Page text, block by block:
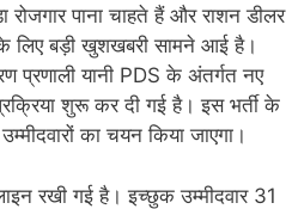
पाना चाहते हैं और राशन डीलर
लिए बड़ी खुशखबरी सामने आई है।
प्रणाली यानी PDS के अंतर्गत नए
शुरू कर दी गई है। इस भर्ती के
का चयन किया जाएगा।
रखी गई है। इच्छुक उम्मीदवार 31